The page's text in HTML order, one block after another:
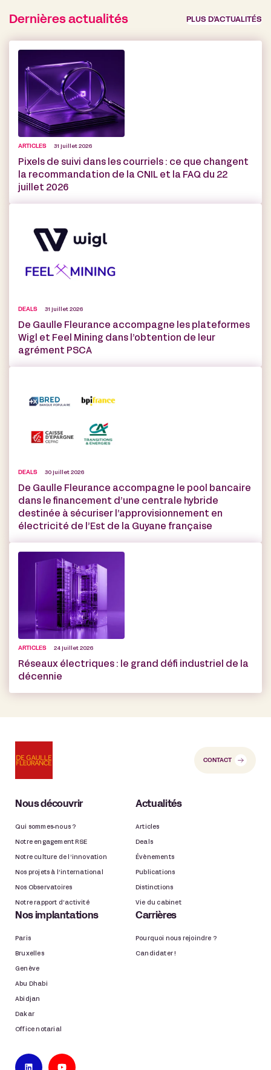
Dernières actualités PLUS D’ACTUALITÉS
ARTICLES 31 juillet 2026
Pixels de suivi dans les courriels : ce que changent
la recommandation de la CNIL et la FAQ du 22
juillet 2026
DEALS 31 juillet 2026
De Gaulle Fleurance accompagne les plateformes
Wigl et Feel Mining dans l’obtention de leur
agrément PSCA
DEALS 30 juillet 2026
De Gaulle Fleurance accompagne le pool bancaire
dans le financement d’une centrale hybride
destinée à sécuriser l’approvisionnement en
électricité de l’Est de la Guyane française
ARTICLES 24 juillet 2026
Réseaux électriques : le grand défi industriel de la
décennie
CONTACT
Nous découvrir
Qui sommes-nous ?
Notre engagement RSE
Notre culture de l’innovation
Nos projets à l’international
Nos Observatoires
Notre rapport d’activité
Actualités
Articles
Deals
Évènements
Publications
Distinctions
Vie du cabinet
Nos implantations
Paris
Bruxelles
Genève
Abu Dhabi
Abidjan
Dakar
Office notarial
Carrières
Pourquoi nous rejoindre ?
Candidater !